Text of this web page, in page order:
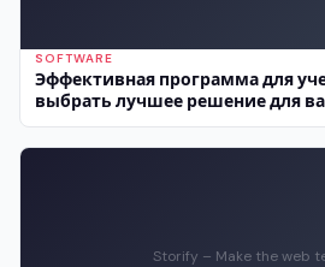
SOFTWARE
Эффективная программа для
выбрать лучшее решение для
Storify – Make the web